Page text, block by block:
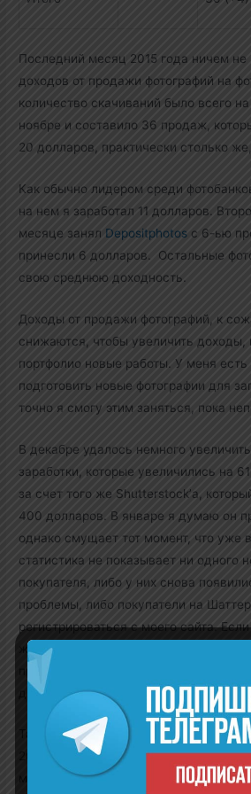
Последний месяц 2015 года ничем
доходов от продажи фотографий на
количество скачиваний было всего
ноябре и составило 36 продаж,
20 долларов, практически столько
Как обычно лидером среди
на нем я заработал 11 долларов.
месяце занял Depositphotos с 6-ью
принесли 6 долларов. Остальные
свою среднюю доходность.
Доходы от продажи фотографий, к
снижаются, чтобы увеличить доходы,
портфолио новые работы. У меня есть
подготовить новые фотографии для
точно я смогу этим заняться, пока
В декабре удалось немного
заработки, которые увеличились на
за счет того же Shutterstock’а,
400 долларов. В январе я думаю он
однако смущает тот момент, что уже
статистика не показывает ни одного
покупателя, либо у них снова
проблемы, либо покупатели на
регистрироваться с моего сайта.
же самое, то нужно будет что-то
провести тестовую покупку.
доход на фотостоках в декабре
Таким образом общий заработок на
2014 составил
753 доллара, что на
месяцем ранее. Прогноз о том, что в